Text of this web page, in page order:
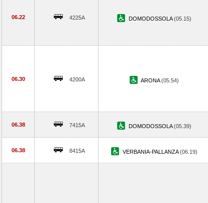
06.22 4225A DOMODOSSOLA(05.15)
06.30 4200A ARONA(05.54)
06.38 7415A DOMODOSSOLA(05.39)
06.38 8415A VERBANIA-PALLANZA(06.19)